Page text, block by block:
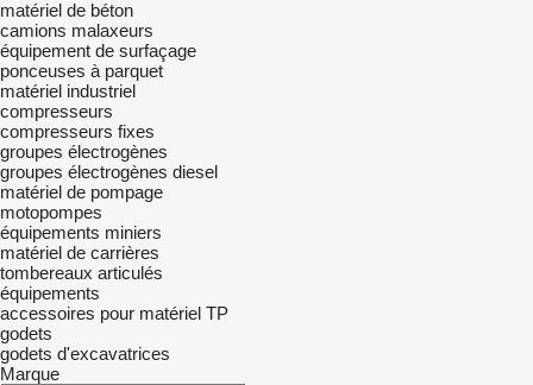
matériel de béton
camions malaxeurs
équipement de surfaçage
ponceuses à parquet
matériel industriel
compresseurs
compresseurs fixes
groupes électrogènes
groupes électrogènes diesel
matériel de pompage
motopompes
équipements miniers
matériel de carrières
tombereaux articulés
équipements
accessoires pour matériel TP
godets
godets d'excavatrices
Marque